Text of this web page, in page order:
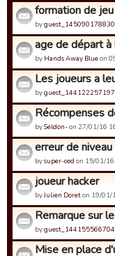
formation de
by
age de départ
by Hands Away Blueon
Les joueurs a
by
Récompenses
bySeldon-on 27/01/16
erreur de niveau
bysuper-ced on 15/01/
joueur hacker
byJulien Doreton 19/01/
Remarque sur
by
Mise en place